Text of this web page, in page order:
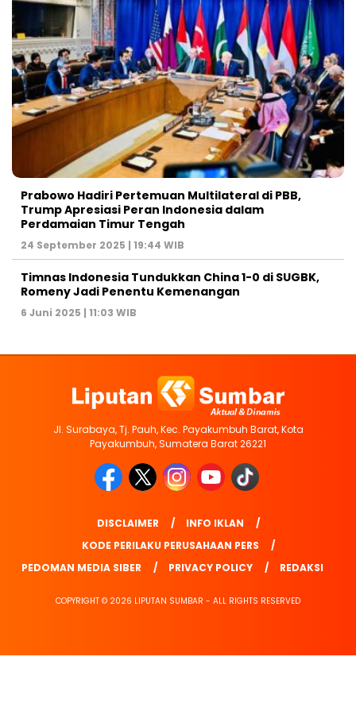
Prabowo Hadiri Pertemuan Multilateral di PBB,
Trump Apresiasi Peran Indonesia dalam
Perdamaian Timur Tengah
24 September 2025 | 19:44 WIB
Timnas Indonesia Tundukkan China 1-0 di SUGBK,
Romeny Jadi Penentu Kemenangan
6 Juni 2025 | 11:03 WIB
Jl. Surabaya, Tj. Pauh, Kec. Payakumbuh Barat, Kota
Payakumbuh, Sumatera Barat 26221
DISCLAIMER
INFO IKLAN
KODE PERILAKU PERUSAHAAN PERS
PEDOMAN MEDIA SIBER
PRIVACY POLICY REDAKSI
COPYRIGHT © 2026 LIPUTAN SUMBAR - ALL RIGHTS RESERVED